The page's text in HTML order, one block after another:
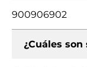
900906902
¿Cuáles